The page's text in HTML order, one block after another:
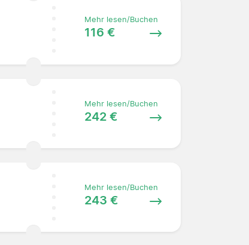
Mehr lesen/Buchen
116 €
Mehr lesen/Buchen
242 €
Mehr lesen/Buchen
243 €